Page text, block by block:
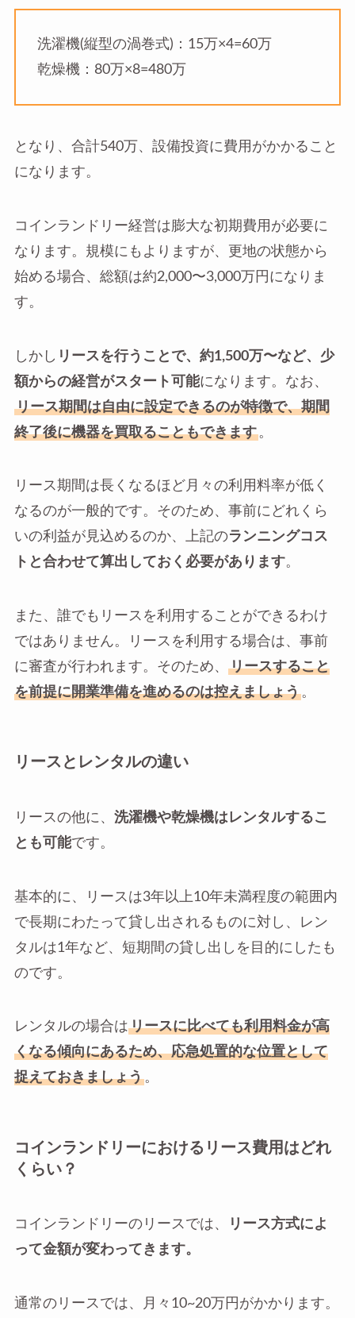
洗濯機(縦型の渦巻式)：15万×4=60万
乾燥機：80万×8=480万
となり、合計540万、設備投資に費用がかかること
になります。
コインランドリー経営は膨大な初期費用が必要に
なります。規模にもよりますが、更地の状態から
始める場合、総額は約2,000〜3,000万円になりま
す。
しかし リースを行うことで、約1,500万〜など、少
額からの経営がスタート可能になります。なお、
リース期間は自由に設定できるのが特徴で、期間
終了後に機器を買取ることもできます。
リース期間は長くなるほど月々の利用料率が低く
なるのが一般的です。そのため、事前にどれくら
いの利益が見込めるのか、上記のランニングコス
トと合わせて算出しておく必要があります。
また、誰でもリースを利用することができるわけ
ではありません。リースを利用する場合は、事前
に審査が行われます。そのため、
リースすること
を前提に開業準備を進めるのは控えましょう。
リースとレンタルの違い
リースの他に、 洗濯機や乾燥機はレンタルするこ
とも可能です。
基本的に、リースは3年以上10年未満程度の範囲内
で長期にわたって貸し出されるものに対し、レン
タルは1年など、短期間の貸し出しを目的にしたも
のです。
レンタルの場合はリースに比べても利用料金が高
くなる傾向にあるため、応急処置的な位置として
捉えておきましょう。
コインランドリーにおけるリース費用はどれ
くらい？
コインランドリーのリースでは、
リース方式によ
って金額が変わってきます。
通常のリースでは、月々10~20万円がかかります。